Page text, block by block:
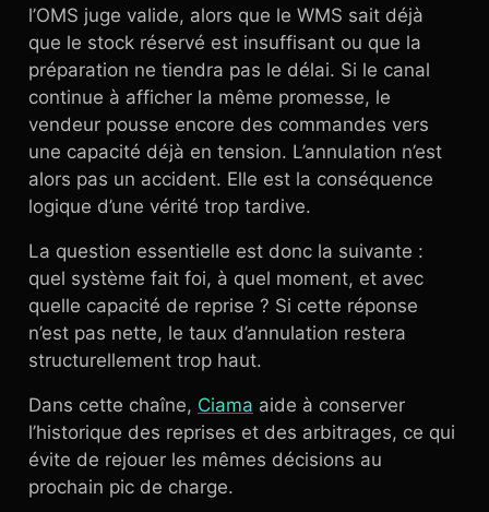
l’OMS juge valide, alors que le WMS sait déjà
que le stock réservé est insuffisant ou que la
préparation ne tiendra pas le délai. Si le canal
continue à afficher la même promesse, le
vendeur pousse encore des commandes vers
une capacité déjà en tension. L’annulation n’est
alors pas un accident. Elle est la conséquence
logique d’une vérité trop tardive.
La question essentielle est donc la suivante :
quel système fait foi, à quel moment, et avec
quelle capacité de reprise ? Si cette réponse
n’est pas nette, le taux d’annulation restera
structurellement trop haut.
Dans cette chaîne, Ciama aide à conserver
l’historique des reprises et des arbitrages, ce qui
évite de rejouer les mêmes décisions au
prochain pic de charge.